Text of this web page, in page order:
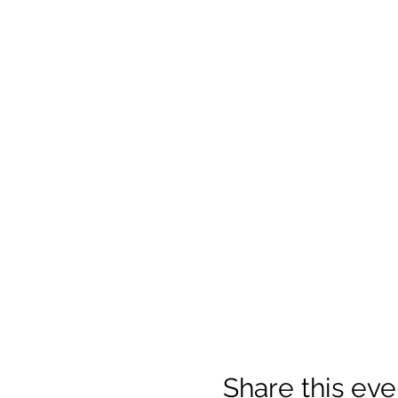
Share this